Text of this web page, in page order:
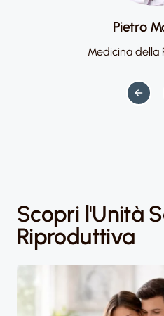
Pietro
Medicina della
Scopri l'Unità
Riproduttiva